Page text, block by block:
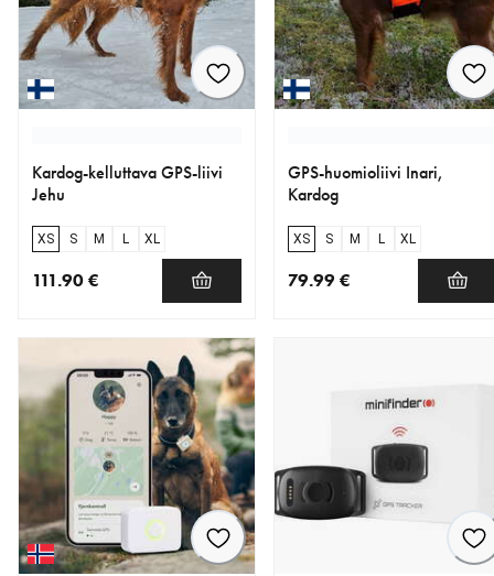
Kardog-kelluttava GPS-liivi
Jehu
XS S M L XL
111.90 €
GPS-huomioliivi Inari,
Kardog
XS S M L XL
79.99 €